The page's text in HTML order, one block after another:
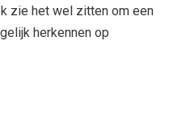
zie het wel zitten om een
herkennen op